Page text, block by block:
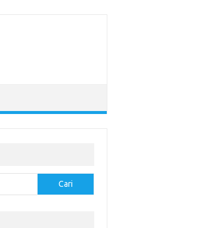
Cari